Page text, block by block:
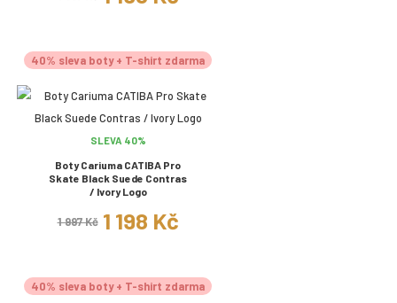
40% sleva boty + T-shirt zdarma
SLEVA 40%
Boty Cariuma CATIBA Pro
Skate Black Suede Contras
/ Ivory Logo
1 997 Kč 1 198 Kč
40% sleva boty + T-shirt zdarma